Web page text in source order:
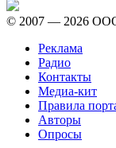
© 2007 — 2026
Реклама
Радио
Контакты
Медиа-кит
Правила
Авторы
Опросы